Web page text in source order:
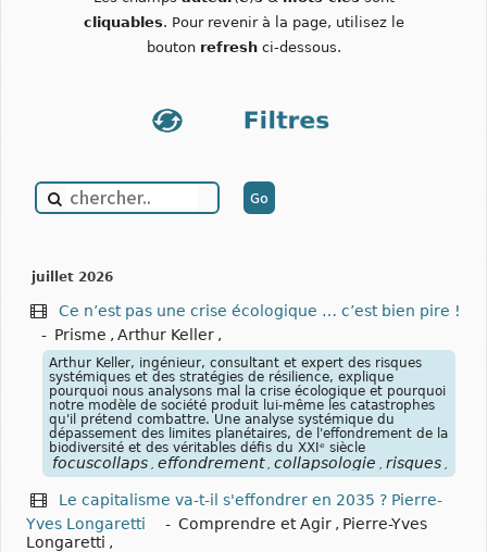
cliquables. Pour revenir à la page, utilisez le
bouton refreshci-dessous.
juillet 2026
Ce n’est pas une crise écologique … c’est bien pire !
- Prisme , Arthur Keller ,
Arthur Keller, ingénieur, consultant et expert des risques
systémiques et des stratégies de résilience, explique
pourquoi nous analysons mal la crise écologique et pourquoi
notre modèle de société produit lui-même les catastrophes
qu'il prétend combattre. Une analyse systémique du
dépassement des limites planétaires, de l'effondrement de la
biodiversité et des véritables défis du XXIᵉ siècle
focuscollaps effondrement collapsologie risques
Le capitalisme va-t-il s'effondrer en 2035 ? Pierre-
Yves Longaretti
- Comprendre et Agir , Pierre-Yves
Longaretti ,